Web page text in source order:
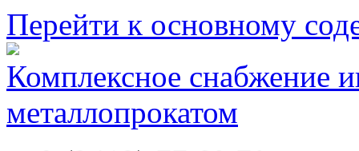
Перейти к основному
Комплексное снабжение
металлопрокатом